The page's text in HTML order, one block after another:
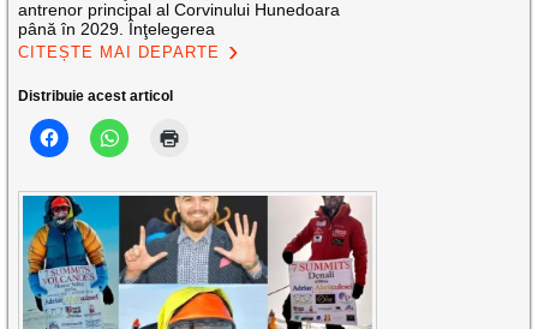
antrenor principal al Corvinului Hunedoara
până în 2029. Înţelegerea
CITEȘTE MAI DEPARTE
Distribuie acest articol